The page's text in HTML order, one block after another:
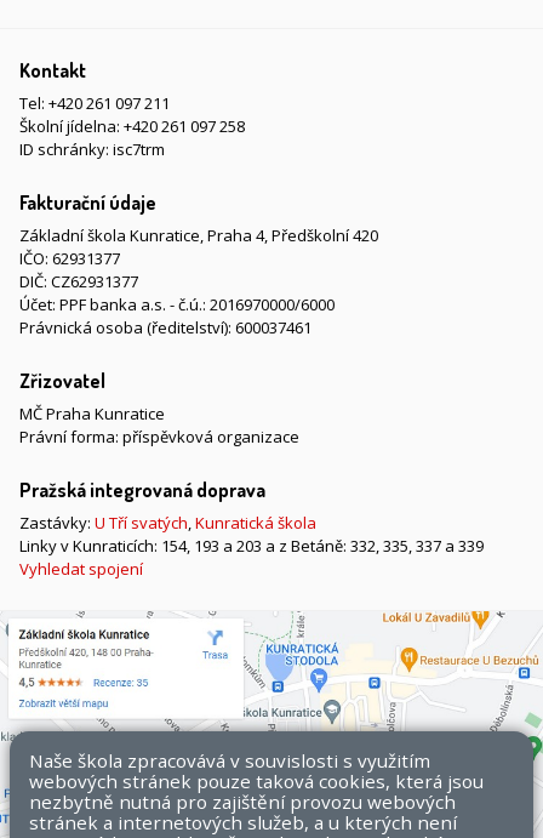
Kontakt
Tel: +420 261 097 211
Školní jídelna: +420 261 097 258
ID schránky: isc7trm
Fakturační údaje
Základní škola Kunratice, Praha 4, Předškolní 420
IČO: 62931377
DIČ: CZ62931377
Účet: PPF banka a.s. - č.ú.: 2016970000/6000
Právnická osoba (ředitelství): 600037461
Zřizovatel
MČ Praha Kunratice
Právní forma: příspěvková organizace
Pražská integrovaná doprava
Zastávky: U Tří svatých,Kunratická škola
Linky v Kunraticích: 154, 193 a 203 a z Betáně: 332, 335, 337 a 339
Vyhledat spojení
Naše škola zpracovává v souvislosti s využitím
webových stránek pouze taková cookies, která jsou
nezbytně nutná pro zajištění provozu webových
stránek a internetových služeb, a u kterých není